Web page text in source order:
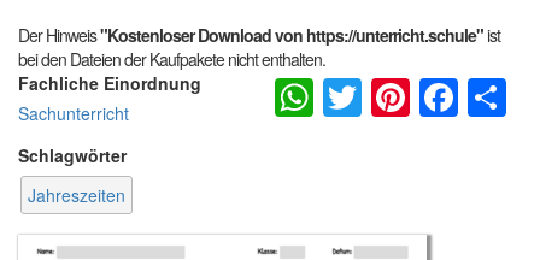
Der Hinweis"Kostenloser Download von https://unterricht.schule"ist
bei den Dateien der Kaufpakete nicht enthalten.
Fachliche Einordnung
Sachunterricht
Schlagwörter
Jahreszeiten
WhatsApp
Twitter